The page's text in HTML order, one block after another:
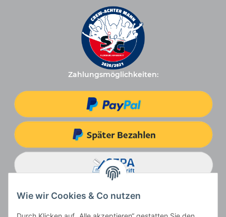
Zahlungsmöglichkeiten:
Wie wir Cookies & Co nutzen